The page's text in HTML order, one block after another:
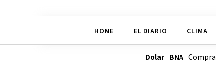
HOME EL DIARIO CLIMA
Dolar BNACompra